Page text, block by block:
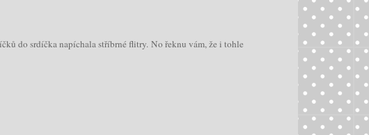
do srdíčka napíchala stříbrné flitry. No řeknu vám, že i tohle